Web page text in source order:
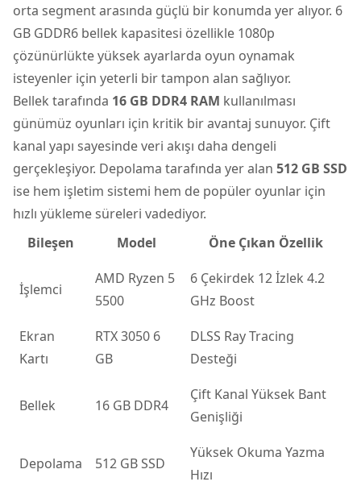
orta segment arasında güçlü bir konumda yer alıyor. 6
GB GDDR6 bellek kapasitesi özellikle 1080p
çözünürlükte yüksek ayarlarda oyun oynamak
isteyenler için yeterli bir tampon alan sağlıyor.
Bellek tarafında 16 GB DDR4 RAM kullanılması
günümüz oyunları için kritik bir avantaj sunuyor. Çift
kanal yapı sayesinde veri akışı daha dengeli
gerçekleşiyor. Depolama tarafında yer alan 512 GB SSD
ise hem işletim sistemi hem de popüler oyunlar için
hızlı yükleme süreleri vadediyor.
Bileşen
Model Öne Çıkan Özellik
İşlemci
AMD Ryzen 5
5500
6 Çekirdek 12 İzlek 4.2
GHz Boost
Ekran
Kartı
RTX 3050 6
GB
DLSS Ray Tracing
Desteği
Bellek 16 GB DDR4
Çift Kanal Yüksek Bant
Genişliği
Depolama 512 GB SSD
Yüksek Okuma Yazma
Hızı